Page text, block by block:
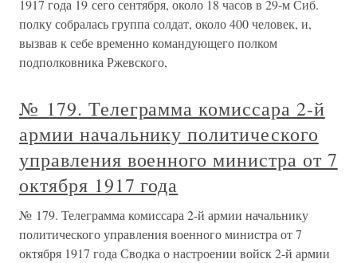
1917 года 19 сего сентября, около 18 часов в 29-м Сиб.
полку собралась группа солдат, около 400 человек, и,
вызвав к себе временно командующего полком
подполковника Ржевского,
№ 179. Телеграмма комиссара 2-й
армии начальнику политического
управления военного министра от 7
октября 1917 года
№ 179. Телеграмма комиссара 2-й армии начальнику
политического управления военного министра от 7
октября 1917 года Сводка о настроении войск 2-й армии